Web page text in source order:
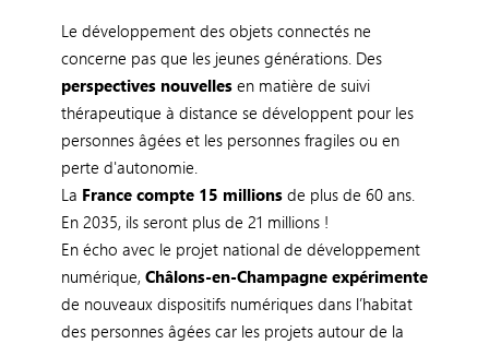
Le développement des objets connectés ne
concerne pas que les jeunes générations. Des
perspectives nouvellesen matière de suivi
thérapeutique à distance se développent pour les
personnes âgées et les personnes fragiles ou en
perte d'autonomie.
La France compte 15 millions de plus de 60 ans.
En 2035, ils seront plus de 21 millions !
En écho avec le projet national de développement
numérique, Châlons-en-Champagne expérimente
de nouveaux dispositifs numériques dans l’habitat
des personnes âgées car les projets autour de la